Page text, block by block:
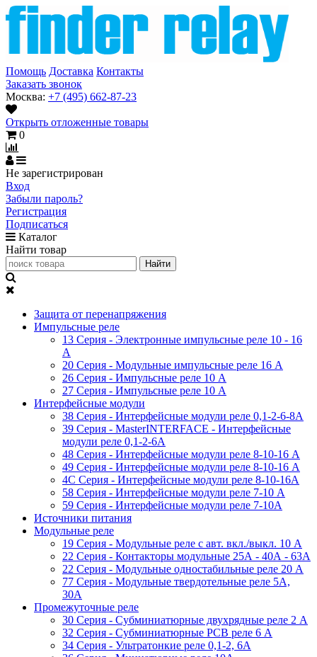
Помощь Доставка Контакты
Заказать звонок
Москва: +7 (495) 662-87-23
Открыть отложенные товары
0
Не зарегистрирован
Вход
Забыли пароль?
Регистрация
Подписаться
Каталог
Найти товар
Защита от перенапряжения
Импульсные реле
13 Серия - Электронные импульсные реле 10 - 16
A
20 Серия - Модульные импульсные реле 16 A
26 Серия - Импульсные реле 10 A
27 Серия - Импульсные реле 10 A
Интерфейсные модули
38 Cерия - Интерфейсные модули реле 0,1-2-6-8А
39 Cерия - MasterINTERFACE - Интерфейсные
модули реле 0,1-2-6А
48 Cерия - Интерфейсные модули реле 8-10-16 A
49 Серия - Интерфейсные модули реле 8-10-16 A
4C Серия - Интерфейсные модули реле 8-10-16А
58 Серия - Интерфейсные модули реле 7-10 A
59 Серия - Интерфейсные модули реле 7-10А
Источники питания
Модульные реле
19 Cерия - Модульные реле с авт. вкл./выкл. 10 A
22 Серия - Контакторы модульные 25А - 40А - 63А
22 Серия - Модульные одностабильные реле 20 A
77 Серия - Модульные твердотельные реле 5А,
30А
Промежуточные реле
30 Серия - Субминиатюрные двухрядные реле 2 A
32 Серия - Субминиатюрные PCB реле 6 A
34 Серия - Ультратонкие реле 0,1-2, 6A